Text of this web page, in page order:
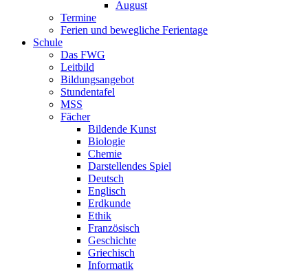
August
Termine
Ferien und bewegliche Ferientage
Schule
Das FWG
Leitbild
Bildungsangebot
Stundentafel
MSS
Fächer
Bildende Kunst
Biologie
Chemie
Darstellendes Spiel
Deutsch
Englisch
Erdkunde
Ethik
Französisch
Geschichte
Griechisch
Informatik